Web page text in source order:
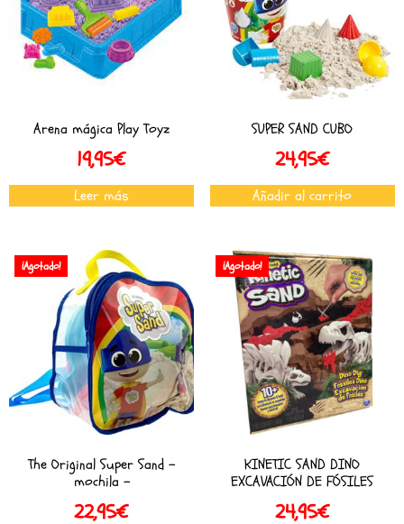
Arena mágica Play Toyz
19,95€
Leer más
SUPER SAND CUBO
24,95€
Añadir al carrito
¡Agotado!
The Original Super Sand –
mochila –
22,95€
¡Agotado!
KINETIC SAND DINO
EXCAVACIÓN DE FÓSILES
24,95€